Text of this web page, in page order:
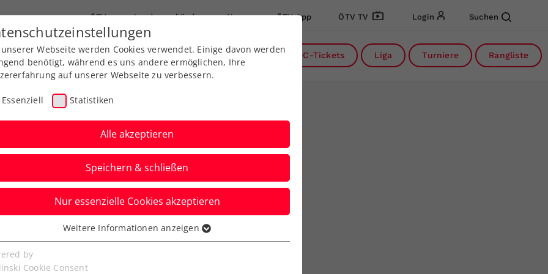
ÖTV Landesverbände News ÖTV App ÖTV TV Login Suchen
Ausbildung Services Über uns DC-Tickets Liga Turniere Rangliste
nach: Viertelfinale
Webseite werden Cookies verwendet. Einige davon werden
benötigt, während es uns andere ermöglichen, Ihre
auf unserer Webseite zu verbessern.
Essenziell Statistiken
Alle akzeptieren
Speichern & schließen
Nur essenzielle Cookies akzeptieren
Cookies werden für grundlegende Funktionen der
benötigt. Dadurch ist gewährleistet, dass die Webseite
Weitere Informationen anzeigen
by
Cookie Consent